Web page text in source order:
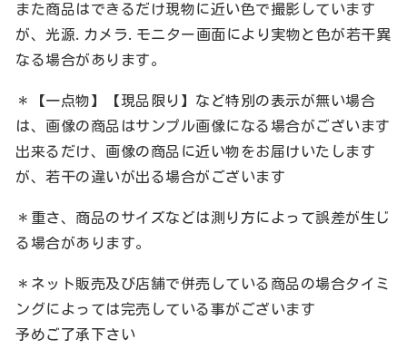
また商品はできるだけ現物に近い色で撮影しています
が、光源.カメラ.モニター画面により実物と色が若干異
なる場合があります。
＊【一点物】【現品限り】など特別の表示が無い場合
は、画像の商品はサンプル画像になる場合がございます
出来るだけ、画像の商品に近い物をお届けいたします
が、若干の違いが出る場合がございます
＊重さ、商品のサイズなどは測り方によって誤差が生じ
る場合があります。
＊ネット販売及び店舗で併売している商品の場合タイミ
ングによっては完売している事がございます
予めご了承下さい